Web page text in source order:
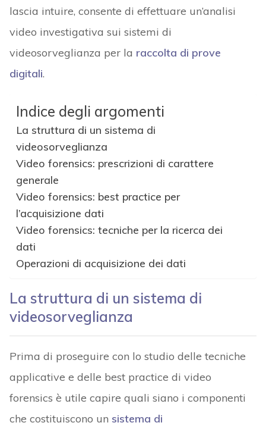
lascia intuire, consente di effettuare un’analisi
video investigativa sui sistemi di
videosorveglianza per la raccolta di prove
digitali.
Indice degli argomenti
La struttura di un sistema di
videosorveglianza
Video forensics: prescrizioni di carattere
generale
Video forensics: best practice per
l’acquisizione dati
Video forensics: tecniche per la ricerca dei
dati
Operazioni di acquisizione dei dati
La struttura di un sistema di
videosorveglianza
Prima di proseguire con lo studio delle tecniche
applicative e delle best practice di video
forensics è utile capire quali siano i componenti
che costituiscono un sistema di